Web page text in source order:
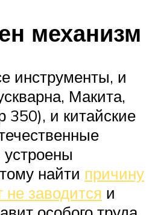
механизм
инструменты, и
Макита,
350), и китайские
найти причину
не заводится и